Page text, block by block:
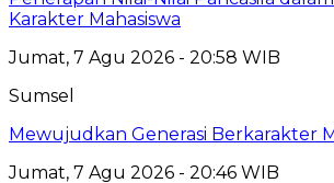
Karakter Mahasiswa
Jumat, 7 Agu 2026 - 20:58 WIB
Sumsel
Mewujudkan Generasi Berkarakter
Jumat, 7 Agu 2026 - 20:46 WIB